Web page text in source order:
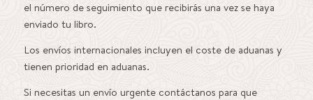
el número de seguimiento que recibirás una vez se haya
enviado tu libro.
Los envíos internacionales incluyen el coste de aduanas y
tienen prioridad en aduanas.
Si necesitas un envío urgente contáctanos para que